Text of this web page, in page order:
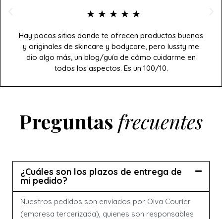
★ ★ ★ ★ ★
Hay pocos sitios donde te ofrecen productos buenos
y originales de skincare y bodycare, pero lussty me
dio algo más, un blog/guía de cómo cuidarme en
todos los aspectos. Es un 100/10.
Preguntas frecuentes
¿Cuáles son los plazos de entrega de
mi pedido?
Nuestros pedidos son enviados por Olva Courier
(empresa tercerizada), quienes son responsables